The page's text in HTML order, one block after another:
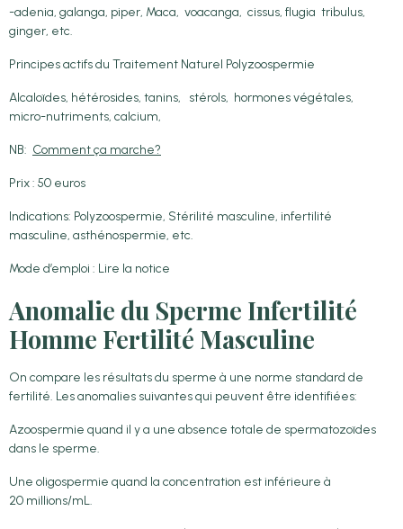
-adenia, galanga, piper, Maca, voacanga, cissus, flugia tribulus,
ginger, etc.
Principes actifs du Traitement Naturel Polyzoospermie
Alcaloïdes, hétérosides, tanins, stérols, hormones végétales,
micro-nutriments, calcium,
NB: Comment ça marche?
Prix : 50 euros
Indications: Polyzoospermie, Stérilité masculine, infertilité
masculine, asthénospermie, etc.
Mode d’emploi : Lire la notice
Anomalie du Sperme Infertilité
Homme Fertilité Masculine
On compare les résultats du sperme à une norme standard de
fertilité. Les anomalies suivantes qui peuvent être identifiées:
Azoospermie quand il y a une absence totale de spermatozoïdes
dans le sperme.
Une oligospermie quand la concentration est inférieure à
20 millions/mL.